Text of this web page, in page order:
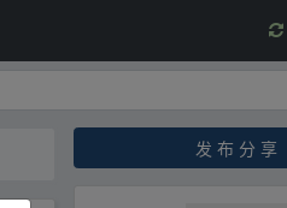
发 布 分 享